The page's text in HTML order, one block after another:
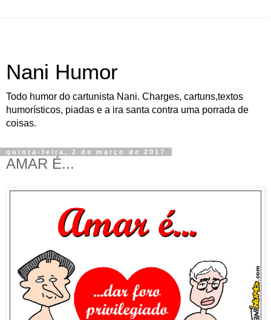
Nani Humor
Todo humor do cartunista Nani. Charges, cartuns,textos
humorísticos, piadas e a ira santa contra uma porrada de
coisas.
quinta-feira, 2 de março de 2017
AMAR É...